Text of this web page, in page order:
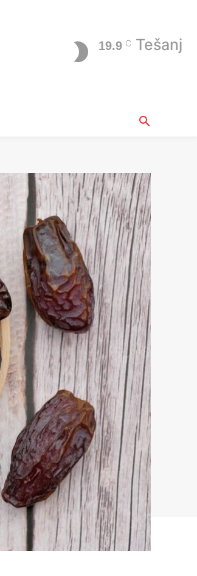
19.9 C Tešanj